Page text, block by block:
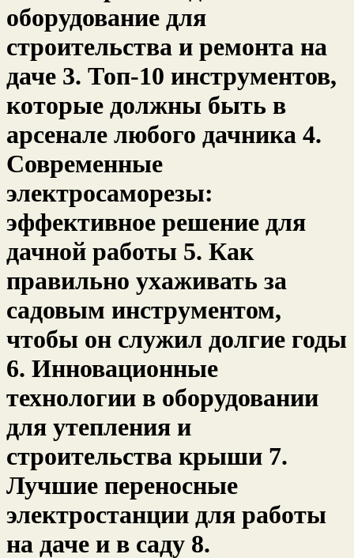
оборудование для
строительства и ремонта на
даче 3. Топ-10 инструментов,
которые должны быть в
арсенале любого дачника 4.
Современные
электросаморезы:
эффективное решение для
дачной работы 5. Как
правильно ухаживать за
садовым инструментом,
чтобы он служил долгие годы
6. Инновационные
технологии в оборудовании
для утепления и
строительства крыши 7.
Лучшие переносные
электростанции для работы
на даче и в саду 8.